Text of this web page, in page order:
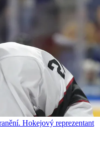
Hokejový reprezentant